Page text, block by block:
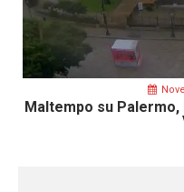
Maltempo su Palermo,